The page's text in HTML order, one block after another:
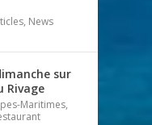
, News
sur
Rivage
Maritimes,